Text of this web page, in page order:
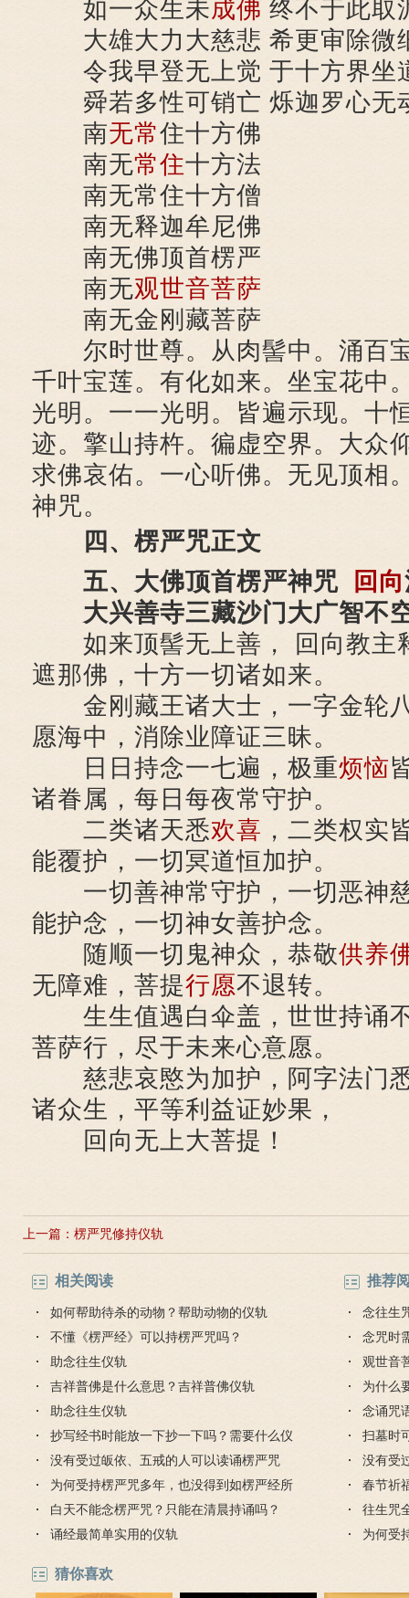
如一众生未成佛 终不于此取
大雄大力大慈悲 希更审除微
令我早登无上觉 于十方界坐
舜若多性可销亡 烁迦罗心无
南无常住十方佛
南无常住十方法
南无常住十方僧
南无释迦牟尼佛
南无佛顶首楞严
南无观世音菩萨
南无金刚藏菩萨
尔时世尊。从肉髻中。涌百
千叶宝莲。有化如来。坐宝花中
光明。一一光明。皆遍示现。十
迹。擎山持杵。徧虚空界。大众
求佛哀佑。一心听佛。无见顶相
神咒。
四、楞严咒正文
五、大佛顶首楞严神咒
回向
大兴善寺三藏沙门大广智不
如来顶髻无上善， 回向教主
遮那佛，十方一切诸如来。
金刚藏王诸大士，一字金轮
愿海中，消除业障证三昧。
日日持念一七遍，极重烦恼
诸眷属，每日每夜常守护。
二类诸天悉欢喜 ，二类权实
能覆护，一切冥道恒加护。
一切善神常守护，一切恶神
能护念，一切神女善护念。
随顺一切鬼神众，恭敬供养
无障难，菩提行愿不退转。
生生值遇白伞盖，世世持诵
菩萨行，尽于未来心意愿。
慈悲哀愍为加护，阿字法门
诸众生，平等利益证妙果，
回向无上大菩提！
上一篇： 楞严咒修持仪轨
相关阅读
如何帮助待杀的动物？帮助动物的仪轨
不懂《楞严经》可以持楞严咒吗？
助念往生仪轨
吉祥普佛是什么意思？吉祥普佛仪轨
助念往生仪轨
抄写经书时能放一下抄一下吗？需要什么仪
轨？
没有受过皈依、五戒的人可以读诵楞严咒
吗？
为何受持楞严咒多年，也没得到如楞严经所
说的功德？
白天不能念楞严咒？只能在清晨持诵吗？
诵经最简单实用的仪轨
推荐
念往生
念咒时
观世音
好处
为什么
念诵咒
扫墓时
没有受
吗？
春节祈
往生咒
为何受
猜你喜欢